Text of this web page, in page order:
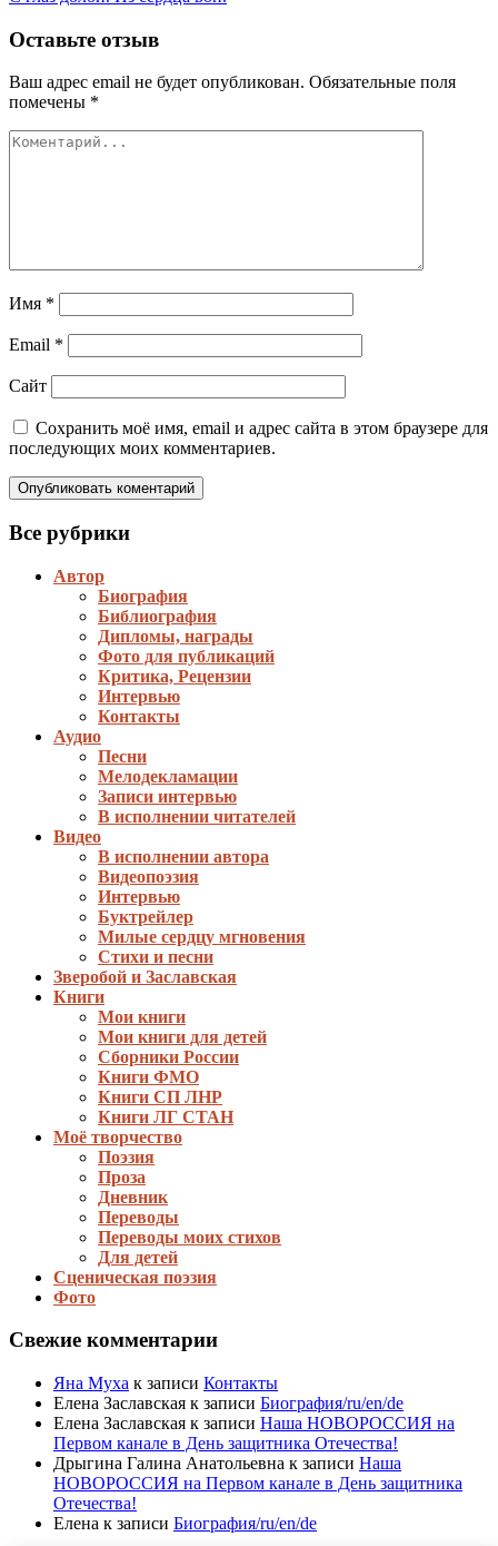
по
записям
Оставьте отзыв
Ваш адрес email не будет опубликован. Обязательные поля
помечены *
Имя *
Email *
Сайт
Сохранить моё имя, email и адрес сайта в этом браузере для
последующих моих комментариев.
Все рубрики
Автор
Биография
Библиография
Дипломы, награды
Фото для публикаций
Критика, Рецензии
Интервью
Контакты
Аудио
Песни
Мелодекламации
Записи интервью
В исполнении читателей
Видео
В исполнении автора
Видеопоэзия
Интервью
Буктрейлер
Милые сердцу мгновения
Стихи и песни
Зверобой и Заславская
Книги
Мои книги
Мои книги для детей
Сборники России
Книги ФМО
Книги СП ЛНР
Книги ЛГ СТАН
Моё творчество
Поэзия
Проза
Дневник
Переводы
Переводы моих стихов
Для детей
Сценическая поэзия
Фото
Свежие комментарии
Яна Муха к записи Контакты
Елена Заславская к записи Биография/ru/en/de
Елена Заславская к записи Наша НОВОРОССИЯ на
Первом канале в День защитника Отечества!
Дрыгина Галина Анатольевна к записи Наша
НОВОРОССИЯ на Первом канале в День защитника
Отечества!
Елена к записи Биография/ru/en/de